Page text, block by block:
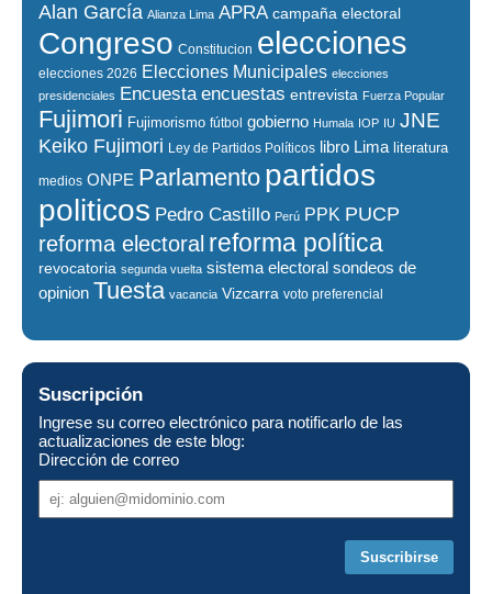
Alan García Alianza Lima APRA campaña electoral
Congreso Constitucion elecciones
elecciones 2026 Elecciones Municipales elecciones
presidenciales
Encuesta encuestas entrevista Fuerza Popular
Fujimori Fujimorismo fútbol gobierno Humala IOP IU JNE
Keiko Fujimori Ley de Partidos Políticos libro Lima literatura
medios ONPE Parlamento partidos
politicos Pedro Castillo Perú PPK PUCP
reforma electoral reforma política
revocatoria segunda vuelta sistema electoral sondeos de
opinion Tuesta vacancia Vizcarra voto preferencial
Suscripción
Ingrese su correo electrónico para notificarlo de las
actualizaciones de este blog:
Dirección de correo
de